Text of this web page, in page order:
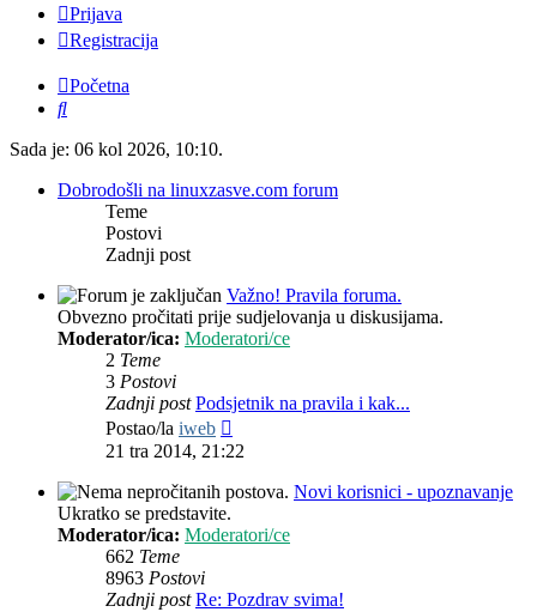
Prijava
Registracija
Početna
Pretražnik
Sada je: 06 kol 2026, 10:10.
Dobrodošli na linuxzasve.com forum
Teme
Postovi
Zadnji post
Važno! Pravila foruma.
Obvezno pročitati prije sudjelovanja u diskusijama.
Moderator/ica: Moderatori/ce
2 Teme
3 Postovi
Zadnji post Podsjetnik na pravila i kak...
Postao/la iweb
post
21 tra 2014, 21:22
Novi korisnici - upoznavanje
Ukratko se predstavite.
Moderator/ica: Moderatori/ce
662 Teme
8963 Postovi
Zadnji post Re: Pozdrav svima!